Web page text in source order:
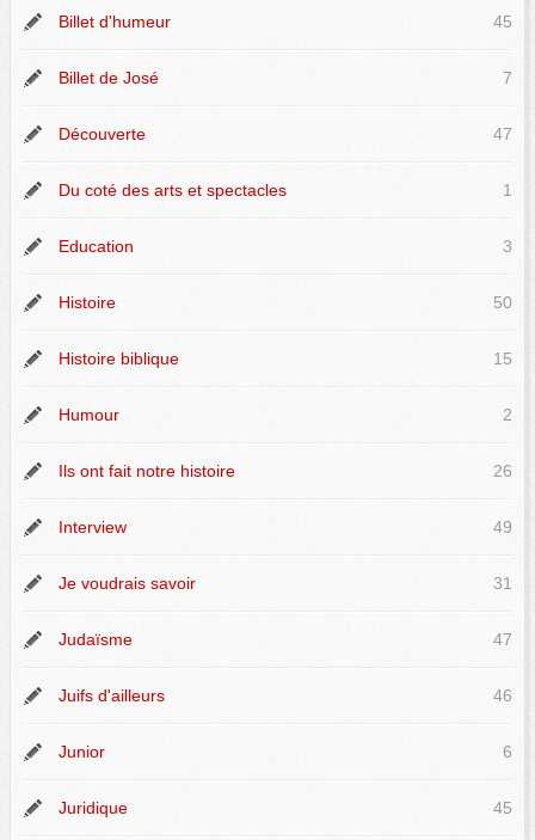
Billet d'humeur 45
Billet de José 7
Découverte 47
Du coté des arts et spectacles 1
Education 3
Histoire 50
Histoire biblique 15
Humour 2
Ils ont fait notre histoire 26
Interview 49
Je voudrais savoir 31
Judaïsme 47
Juifs d'ailleurs 46
Junior 6
Juridique 45